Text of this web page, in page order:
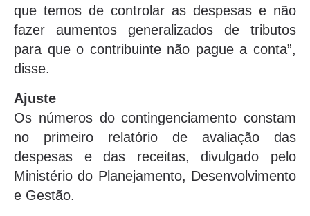
que temos de controlar as despesas e não
fazer aumentos generalizados de tributos
para que o contribuinte não pague a conta”,
disse.
Ajuste
Os números do contingenciamento constam
no primeiro relatório de avaliação das
despesas e das receitas, divulgado pelo
Ministério do Planejamento, Desenvolvimento
e Gestão.